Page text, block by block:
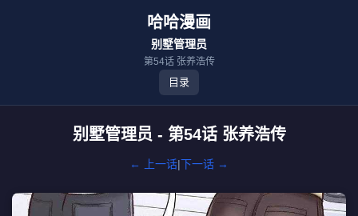
哈哈漫画
别墅管理员
第54话 张养浩传
目录
别墅管理员 - 第54话 张养浩传
← 上一话|下一话 →